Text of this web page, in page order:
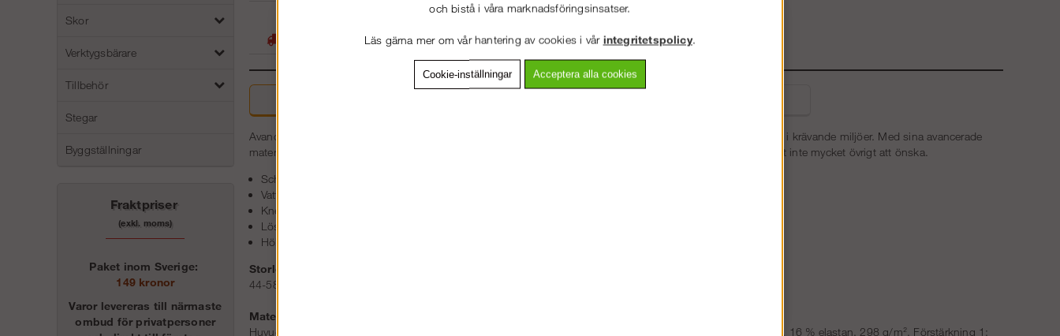
Skor
Verktygsbärare
Tillbehör
Stegar
Byggställningar
Fraktpriser
(exkl. moms)
Paket inom Sverige:
149 kronor
Varor levereras till närmaste
ombud för privatpersoner
Service hela vägen
Stora lager - snabb leverans
Prisgaranti
Avancerad arbetsbyxa av Schoeller® softshell med 4-vägsstretch som ger överlägsen flexibilitet och funktion i krävande miljöer. Med sina avancerade
material och funktioner i kombination med förböjda ben och figurnära passform lämnar det här arbetsplagget inte mycket övrigt att önska.
Schoeller® softshell med 4-vägsstretch
Vattentätt och slitstarkt 3-lagers CORDURA® på underbenen
KneeGuard™ med Armortex® Kevlar®-fibrer i fullstretch från DuPontTM
Löstagbart bälte med Duraflex®-spänne
Hölsterfickor
Storlek:
44-58, 88-116, 148-154
Material:
Huvudtyg: 73 % polyamid, 20 % polyuretan, 7 % elastan Schoeller®, 220 g/m². Kontrasttyg: 84 % polyamid, 16 % elastan, 298 g/m². Förstärkning 1:
och bistå i våra marknadsföringsinsatser.
Läs gärna mer om vår hantering av cookies i vår integritetspolicy.
Cookie-inställningar Acceptera alla cookies
VÄLKOMMEN TILLSNICKARKLÄDER.SE